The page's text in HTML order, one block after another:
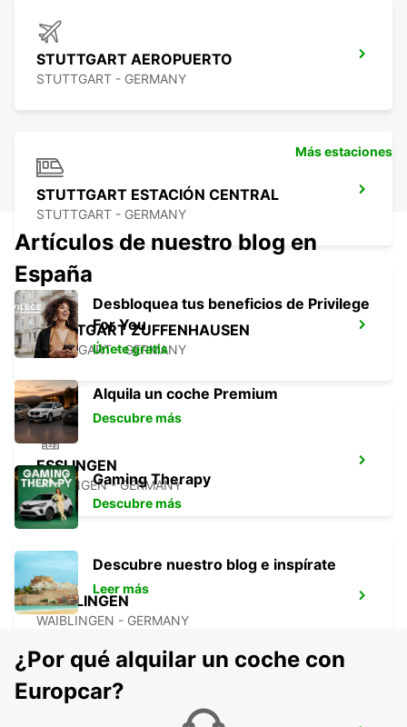
STUTTGART AEROPUERTO
STUTTGART - GERMANY
STUTTGART ESTACIÓN CENTRAL
STUTTGART - GERMANY
STUTTGART ZUFFENHAUSEN
STUTTGART - GERMANY
ESSLINGEN
ESSLINGEN - GERMANY
WAIBLINGEN
WAIBLINGEN - GERMANY
Más estaciones
Artículos de nuestro blog en
España
Desbloquea tus beneficios de Privilege
For You
Únete gratis
Alquila un coche Premium
Descubre más
Gaming Therapy
Descubre más
Descubre nuestro blog e inspírate
Leer más
¿Por qué alquilar un coche con
Europcar?